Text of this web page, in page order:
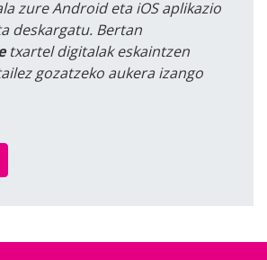
zure Android eta iOS aplikazio
deskargatu. Bertan
txartel digitalak eskaintzen
gozatzeko aukera izango